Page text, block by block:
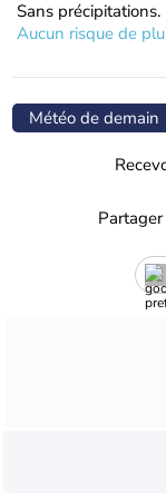
Sans précipitations.
Aucun risque de
Météo de demain
Partager